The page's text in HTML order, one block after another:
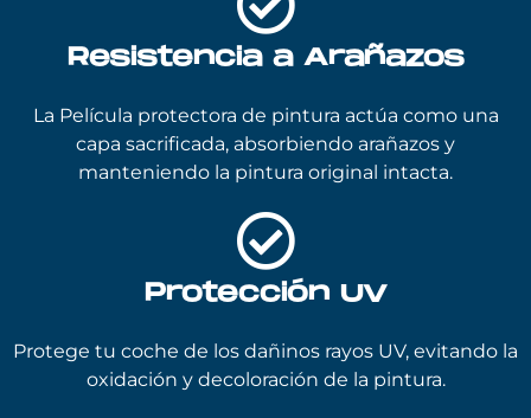
Resistencia a Arañazos
La Película protectora de pintura actúa como una
capa sacrificada, absorbiendo arañazos y
manteniendo la pintura original intacta.
Protección UV
Protege tu coche de los dañinos rayos UV, evitando la
oxidación y decoloración de la pintura.